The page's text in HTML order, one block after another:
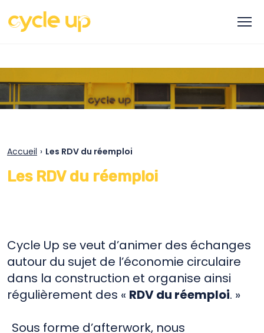
Accueil › Les RDV du réemploi
Les RDV du réemploi
Cycle Up se veut d’animer des échanges
autour du sujet de l’économie circulaire
dans la construction et organise ainsi
régulièrement des « RDV du réemploi. »
Sous forme d’afterwork, nous